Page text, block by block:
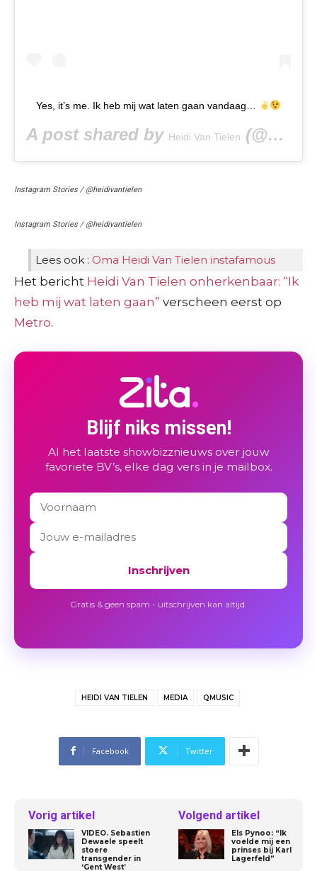
Yes, it’s me. Ik heb mij wat laten gaan vandaag…
A post shared by Heidi Van Tielen (@heidivantielen) on
Instagram Stories / @heidivantielen
Instagram Stories / @heidivantielen
Lees ook : Oma Heidi Van Tielen instafamous
Het bericht Heidi Van Tielen onherkenbaar: “Ik
heb mij wat laten gaan” verscheen eerst op
Metro.
Blijf niks missen!
Al het laatste showbizznieuws over jouw
favoriete BV’s, elke dag vers in je mailbox.
Inschrijven
Gratis & geen spam - uitschrijven kan altijd.
HEIDI VAN TIELEN MEDIA QMUSIC
Facebook Twitter
Vorig artikel
VIDEO. Sebastien
Dewaele speelt
stoere
transgender in
‘Gent West’
Volgend artikel
Els Pynoo: “Ik
voelde mij een
prinses bij Karl
Lagerfeld”